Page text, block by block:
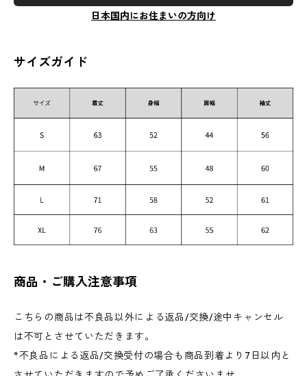
日本国内にお住まいの方向け
サイズガイド
商品・ご購入注意事項
こちらの商品は不良品以外による返品/交換/途中キャンセル
は不可とさせていただきます。
*不良品による返品/交換受付の場合も商品到着より7日以内と